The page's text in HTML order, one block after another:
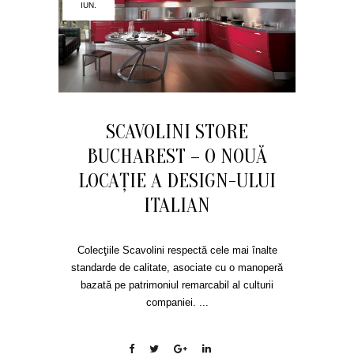
IUN.
SCAVOLINI STORE
BUCHAREST – O NOUĂ
LOCAŢIE A DESIGN-ULUI
ITALIAN
Colecţiile Scavolini respectă cele mai înalte
standarde de calitate, asociate cu o manoperă
bazată pe patrimoniul remarcabil al culturii
companiei. ...